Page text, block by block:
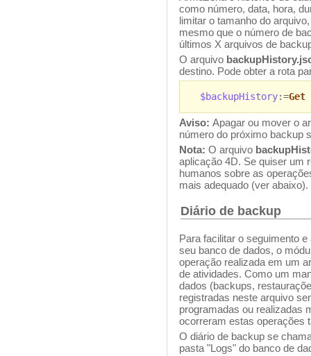
como número, data, hora,
limitar o tamanho do
mesmo que o número de
últimos X arquivos de
O arquivo
destino. Pode obter a rota
$backupHistory:=
Aviso: Apagar ou mover o
número do próximo backup
Nota: O arquivo
aplicação 4D. Se quiser um
humanos sobre as
mais adequado (ver abaixo).
Diário de backup
Para facilitar o seguimento
seu banco de dados, o
operação realizada em um
de atividades. Como um
dados (backups,
registradas neste arquivo
programadas ou realizadas
ocorreram estas operações
O diário de backup se
pasta "Logs" do banco de